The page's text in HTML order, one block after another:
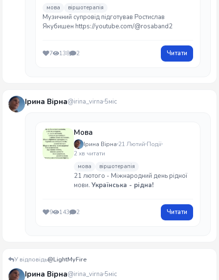
мова віршотерапія
Музичний супровід підготував Ростислав
Якубишен https://youtube.com/@rosaband2
7 138 2 Читати
Ірина Вірна@irina_virna 5міс
Мова
Ірина Вірна 21 Лютий Події
2 хв читати
мова віршотерапія
21 лютого - Міжнародний день рідної
мови. Українська - рідна!
9 143 2 Читати
У відповідь@LightMyFire
Ірина Вірна@irina_virna 5міс